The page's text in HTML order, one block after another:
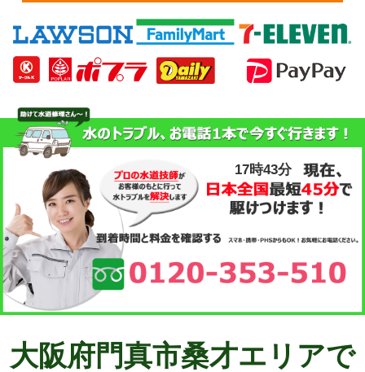
17時43分
大阪府門真市桑才エリアで